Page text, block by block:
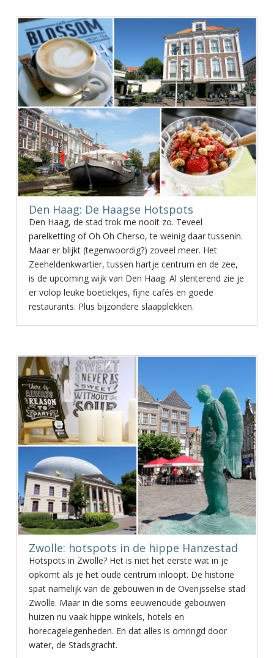
Den Haag: De Haagse Hotspots
Den Haag, de stad trok me nooit zo. Teveel
parelketting of Oh Oh Cherso, te weinig daar tussenin.
Maar er blijkt (tegenwoordig?) zoveel meer. Het
Zeeheldenkwartier, tussen hartje centrum en de zee,
is de upcoming wijk van Den Haag. Al slenterend zie je
er volop leuke boetiekjes, fijne cafés en goede
restaurants. Plus bijzondere slaapplekken.
Zwolle: hotspots in de hippe Hanzestad
Hotspots in Zwolle? Het is niet het eerste wat in je
opkomt als je het oude centrum inloopt. De historie
spat namelijk van de gebouwen in de Overijsselse stad
Zwolle. Maar in die soms eeuwenoude gebouwen
huizen nu vaak hippe winkels, hotels en
horecagelegenheden. En dat alles is omringd door
water, de Stadsgracht.